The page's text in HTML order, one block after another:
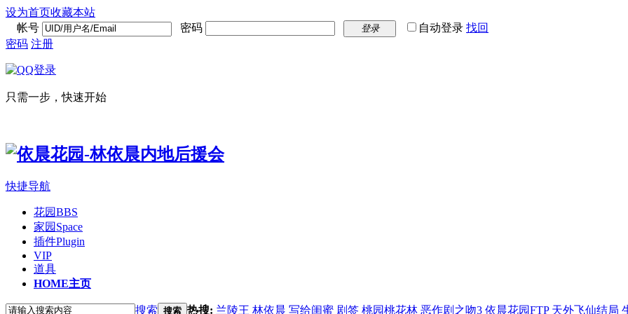
设为首页收藏本站
帐号
密码 登录 自动登录 找回
密码 注册
只需一步，快速开始
快捷导航
花园BBS
家园 Space
插件Plugin
VIP
道具
HOME主页
搜索 搜索 热搜: 兰陵王 林依晨 写给闺蜜 剧签 桃园桃花林 恶作剧之吻3 依晨花园FTP 天外飞仙结局